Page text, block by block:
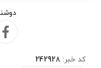
دوشنبه ۳۱ مرداد
کد خبر: 242928